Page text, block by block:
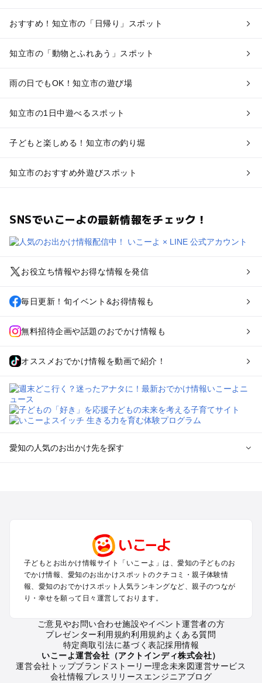
おすすめ！知立市の「日帰り」スポット
知立市の「動物とふれあう」スポット
雨の日でもOK！知立市の遊び場
知立市の1日中遊べるスポット
子どもと楽しめる！知立市の釣り堀
知立市のおすすめ外遊びスポット
SNSでいこーよの最新情報をチェック！
お役立ち情報やお得な情報を発信
毎日更新！旬イベント&お得情報も
無料招待企画や話題のおでかけ情報も
オススメおでかけ情報を動画で紹介！
愛知の人気のお出かけ先を探す
犬山・一宮・小牧・瀬戸・各務原・尾張のプールお出かけ
知多半島（常滑・半田・南知多）のプールお出かけ
愛知の定番お出かけスポット
愛知の遊園地
愛知のバーベキュー
愛知の釣り
愛知の牧場
愛知のプール
愛知のアスレチック
子どもとお出かけ情報サイト「いこーよ」は、愛知の子どものお
でかけ情報、愛知のお出かけスポットのクチコミ・親子体験情
報、愛知のおでかけスポット人気ランキングなど、親子のつなが
り・幸せを願って日々運営しております。
ご意見やお問い合わせ施設やイベント運営者の方
プレゼンター利用規約利用規約よくある質問
特定商取引法に基づく表記採用情報
いこーよ運営会社（アクトインディ株式会社）
運営会社トップブランドストーリー理念未来図運営サービス
会社情報プレスリリース エンジニアブログ